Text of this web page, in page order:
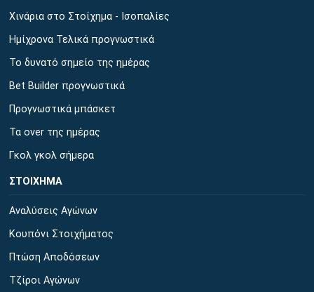
Χινάρια στο Στοίχημα - Ισοπαλίες
Ημίχρονα Τελικά προγνωστικά
Το δυνατό σημείο της ημέρας
Bet Builder προγνωστικά
Προγνωστικά μπάσκετ
Τα over της ημέρας
Γκολ γκολ σήμερα
ΣΤΟΙΧΗΜΑ
Αναλύσεις Αγώνων
Κουπόνι Στοιχήματος
Πτώση Αποδόσεων
Τζίροι Αγώνων